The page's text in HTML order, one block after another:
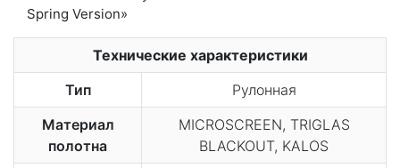
Технические характеристики
Тип
Рулонная
Материал
полотна
MICROSCREEN, TRIGLAS
BLACKOUT, KALOS